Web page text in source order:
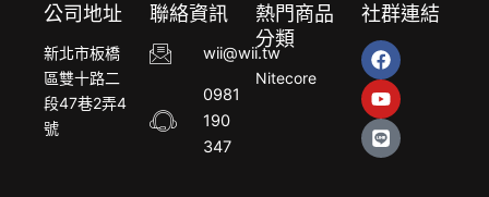
公司地址
新北市板橋
區雙十路二
段47巷2弄4
號
聯絡資訊
wii@wii.tw
0981
190
347
熱門商品
分類
Nitecore
社群連結
F
a
c
e
b
o
o
Y
o
u
t
u
b
e
L
i
n
e